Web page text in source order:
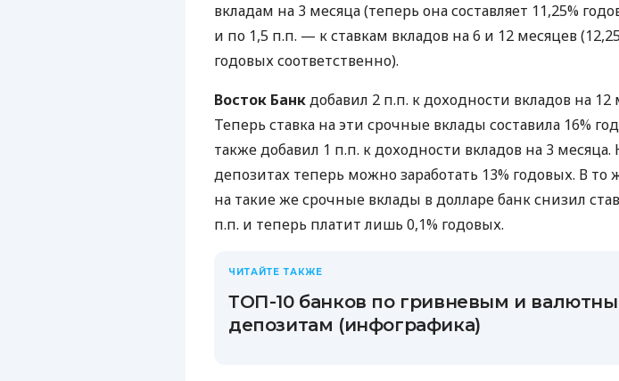
вкладам на 3 месяца (теперь она составляет 11,25%
и по 1,5 п.п. — к ставкам вкладов на 6 и 12 месяцев
годовых соответственно).
Восток Банкдобавил 2 п.п. к доходности вкладов на 12
Теперь ставка на эти срочные вклады составила 16%
также добавил 1 п.п. к доходности вкладов на 3 месяца.
депозитах теперь можно заработать 13% годовых. В то
на такие же срочные вклады в долларе банк снизил
п.п. и теперь платит лишь 0,1% годовых.
ЧИТАЙТЕ ТАКЖЕ
ТОП-10 банков по гривневым и
депозитам (инфографика)